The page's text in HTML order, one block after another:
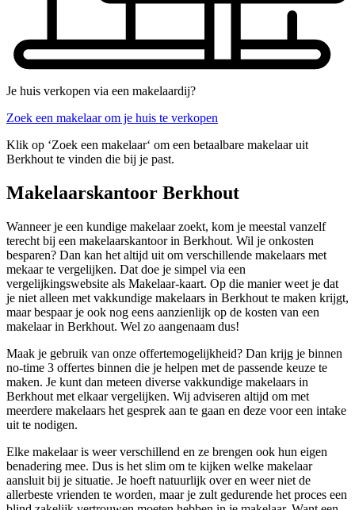
Je huis verkopen via een makelaardij?
Zoek een makelaar om je huis te verkopen
Klik op ‘Zoek een makelaar‘ om een betaalbare makelaar uit
Berkhout te vinden die bij je past.
Makelaarskantoor Berkhout
Wanneer je een kundige makelaar zoekt, kom je meestal vanzelf
terecht bij een makelaarskantoor in Berkhout. Wil je onkosten
besparen? Dan kan het altijd uit om verschillende makelaars met
mekaar te vergelijken. Dat doe je simpel via een
vergelijkingswebsite als Makelaar-kaart. Op die manier weet je dat
je niet alleen met vakkundige makelaars in Berkhout te maken krijgt,
maar bespaar je ook nog eens aanzienlijk op de kosten van een
makelaar in Berkhout. Wel zo aangenaam dus!
Maak je gebruik van onze offertemogelijkheid? Dan krijg je binnen
no-time 3 offertes binnen die je helpen met de passende keuze te
maken. Je kunt dan meteen diverse vakkundige makelaars in
Berkhout met elkaar vergelijken. Wij adviseren altijd om met
meerdere makelaars het gesprek aan te gaan en deze voor een intake
uit te nodigen.
Elke makelaar is weer verschillend en ze brengen ook hun eigen
benadering mee. Dus is het slim om te kijken welke makelaar
aansluit bij je situatie. Je hoeft natuurlijk over en weer niet de
allerbeste vrienden te worden, maar je zult gedurende het proces een